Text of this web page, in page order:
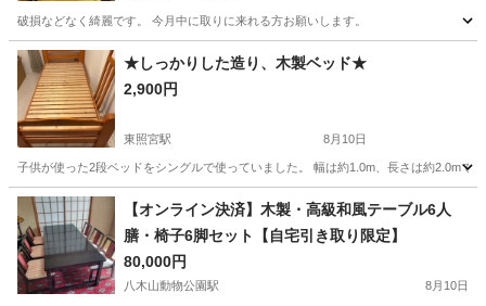
破損などなく綺麗です。 今月中に取りに来れる方お願いします。
宮城 大崎市 有備館駅 収納家具
★しっかりした造り、木製ベッド★
2,900円
東照宮駅 8月10日
子供が使った2段ベッドをシングルで使っていました。 幅は約1.0m、長さは約2.0mで
宮城 仙台市 東照宮駅 ベッド
【オンライン決済】木製・高級和風テーブル6人
膳・椅子6脚セット【自宅引き取り限定】
80,000円
八木山動物公園駅 8月10日